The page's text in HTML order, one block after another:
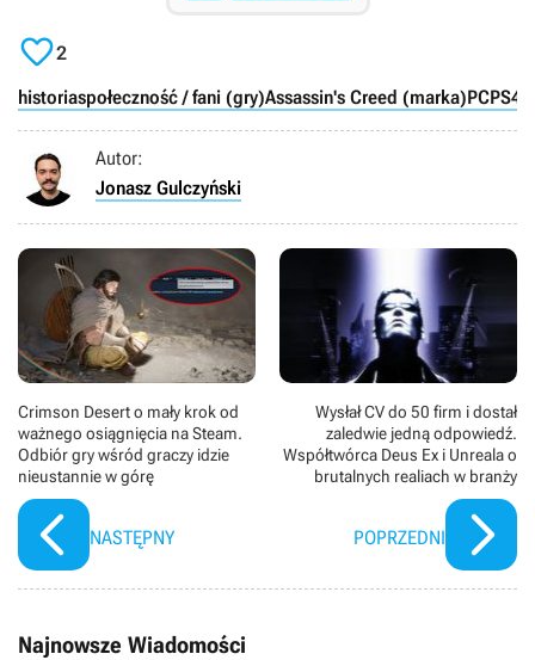
2
historiaspołeczność / fani (gry)Assassin's Creed (marka)PCPS4
Autor:
Jonasz Gulczyński
Crimson Desert o mały krok od
ważnego osiągnięcia na Steam.
Odbiór gry wśród graczy idzie
nieustannie w górę
NASTĘPNY
Wysłał CV do 50 firm i dostał
zaledwie jedną odpowiedź.
Współtwórca Deus Ex i Unreala o
brutalnych realiach w branży
POPRZEDNI
Najnowsze Wiadomości